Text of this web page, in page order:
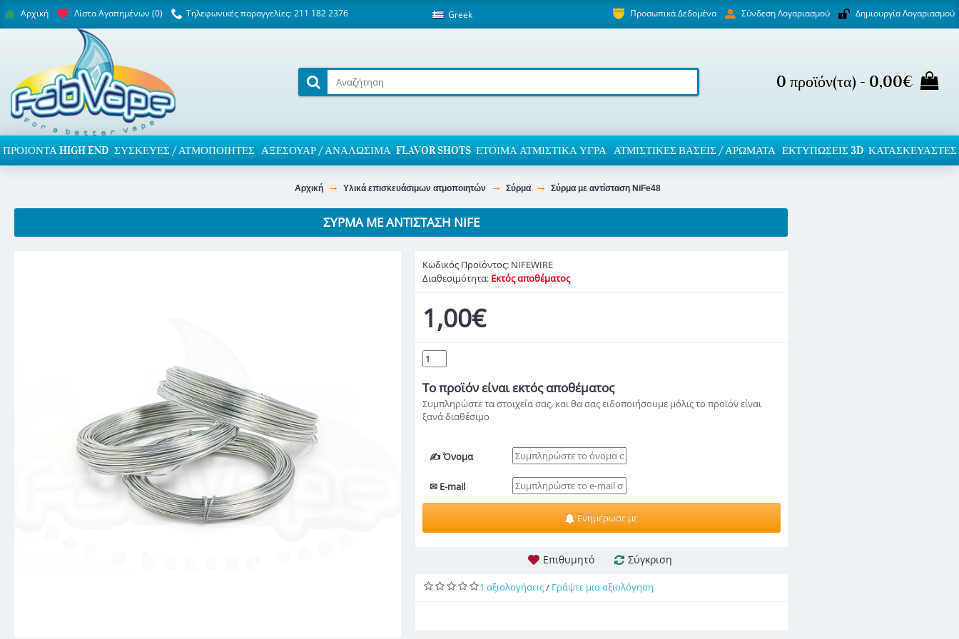
Αρχική Λίστα Αγαπημένων (0) Τηλεφωνικές παραγγελίες: 211 182 2376 Greek Προσωπικά Δεδομένα Σύνδεση Λογαριασμού Δημιουργία Λογαριασμού
0 προϊόν(τα) - 0,00€
ΠΡΟΙΌΝΤΑ HIGH END ΣΥΣΚΕΥΈΣ / ΑΤΜΟΠΟΙΗΤΈΣ ΑΞΕΣΟΥΆΡ / ΑΝΑΛΏΣΙΜΑ FLAVOR SHOTS ΈΤΟΙΜΑ ΑΤΜΙΣΤΙΚΆ ΥΓΡΆ ΑΤΜΙΣΤΙΚΈΣ ΒΆΣΕΙΣ / ΑΡΏΜΑΤΑ ΕΚΤΥΠΏΣΕΙΣ 3D ΚΑΤΑΣΚΕΥΑΣΤΕΣ
Αρχική Υλικά επισκευάσιμων ατμοποιητών Σύρμα Σύρμα με αντίσταση NiFe48
ΣΎΡΜΑ ΜΕ ΑΝΤΊΣΤΑΣΗ NIFE
Κωδικός Προϊόντος: NIFEWIRE
Διαθεσιμότητα: Εκτός αποθέματος
1,00€
Το προϊόνείναι εκτός αποθέματος
Συμπληρώστε τα στοιχεία σας, και θα σας ειδοποιήσουμε μόλις το προϊόν είναι
ξανά διαθέσιμο
✍ Όνομα
✉ E-mail
Ενημέρωσε με
Επιθυμητό Σύγκριση
1 αξιολογήσεις/ Γράψτε μια αξιολόγηση